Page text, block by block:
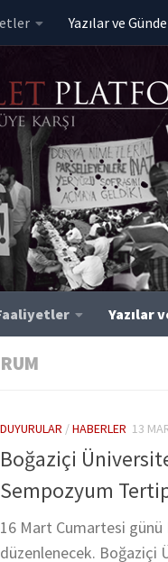
Yazılar ve
Yazılar
DUYURULAR /HABERLER 13
Boğaziçi
Sempozyum
16 Mart Cumartesi günü
düzenlenecek. Boğaziçi